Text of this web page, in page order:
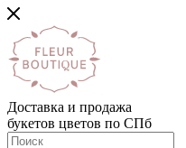
Доставка и продажа
букетов цветов по СПб